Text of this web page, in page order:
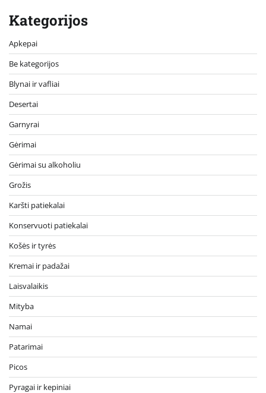
Kategorijos
Apkepai
Be kategorijos
Blynai ir vafliai
Desertai
Garnyrai
Gėrimai
Gėrimai su alkoholiu
Grožis
Karšti patiekalai
Konservuoti patiekalai
Košės ir tyrės
Kremai ir padažai
Laisvalaikis
Mityba
Namai
Patarimai
Picos
Pyragai ir kepiniai